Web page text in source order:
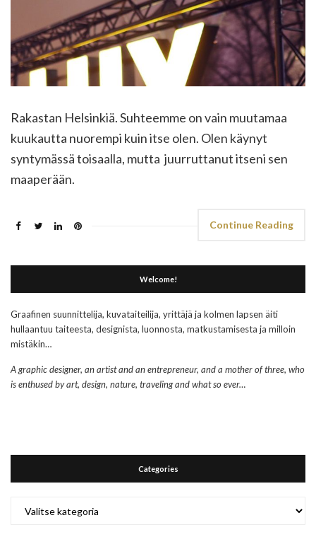
Rakastan Helsinkiä. Suhteemme on vain muutamaa
kuukautta nuorempi kuin itse olen. Olen käynyt
syntymässä toisaalla, mutta juurruttanut itseni sen
maaperään.
Continue Reading
Welcome!
Graafinen suunnittelija, kuvataiteilija, yrittäjä ja kolmen lapsen äiti
hullaantuu taiteesta, designista, luonnosta, matkustamisesta ja milloin
mistäkin…
A graphic designer, an artist and an entrepreneur, and a mother of three, who
is enthused by art, design, nature, traveling and what so ever…
Categories